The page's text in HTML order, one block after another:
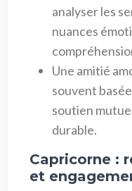
analyser les
nuances
Une amitié
souvent
soutien
durable.
Capricorne :
et